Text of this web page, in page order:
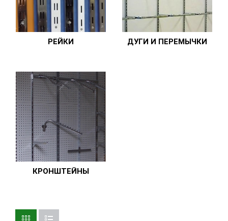
РЕЙКИ ДУГИ И ПЕРЕМЫЧКИ
КРОНШТЕЙНЫ